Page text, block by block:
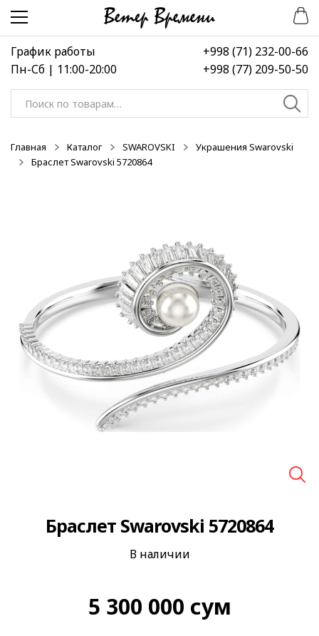
Перейти
навигации
Перейти
содержимому
График работы
Пн-Сб | 11:00-20:00
+998 (71) 232-00-66
+998 (77) 209-50-50
Искать:
Главная Каталог SWAROVSKI
Украшения Swarovski
Браслет Swarovski 5720864
Браслет Swarovski 5720864
В наличии
5 300 000 сум